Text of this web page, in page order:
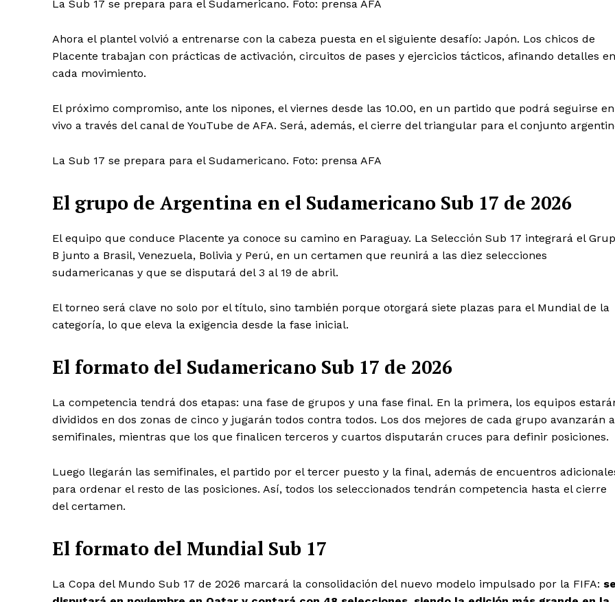
La Sub 17 se prepara para el Sudamericano. Foto: prensa AFA
Ahora el plantel volvió a entrenarse con la cabeza puesta en el siguiente desafío: Japón. Los chicos de
Placente trabajan con prácticas de activación, circuitos de pases y ejercicios tácticos, afinando detalles en
cada movimiento.
El próximo compromiso, ante los nipones, el viernes desde las 10.00, en un partido que podrá seguirse en
vivo a través del canal de YouTube de AFA. Será, además, el cierre del triangular para el conjunto
La Sub 17 se prepara para el Sudamericano. Foto: prensa AFA
El grupo de Argentina en el Sudamericano Sub 17 de 2026
El equipo que conduce Placente ya conoce su camino en Paraguay. La Selección Sub 17 integrará el
B junto a Brasil, Venezuela, Bolivia y Perú, en un certamen que reunirá a las diez selecciones
sudamericanas y que se disputará del 3 al 19 de abril.
El torneo será clave no solo por el título, sino también porque otorgará siete plazas para el Mundial de la
categoría, lo que eleva la exigencia desde la fase inicial.
El formato del Sudamericano Sub 17 de 2026
La competencia tendrá dos etapas: una fase de grupos y una fase final. En la primera, los equipos
divididos en dos zonas de cinco y jugarán todos contra todos. Los dos mejores de cada grupo avanzarán a
semifinales, mientras que los que finalicen terceros y cuartos disputarán cruces para definir posiciones.
Luego llegarán las semifinales, el partido por el tercer puesto y la final, además de encuentros
para ordenar el resto de las posiciones. Así, todos los seleccionados tendrán competencia hasta el cierre
del certamen.
El formato del Mundial Sub 17
La Copa del Mundo Sub 17 de 2026 marcará la consolidación del nuevo modelo impulsado por la FIFA: